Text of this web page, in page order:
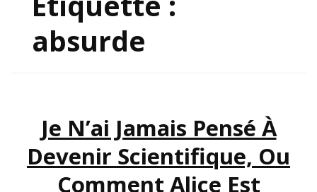
absurde
Je N’ai Jamais Pensé À
Devenir Scientifique, Ou
Comment Alice Est